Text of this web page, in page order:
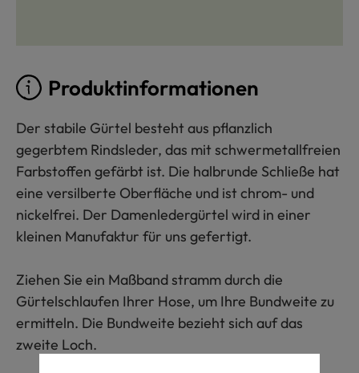
Produktinformationen
Der stabile Gürtel besteht aus pflanzlich
gegerbtem Rindsleder, das mit schwermetallfreien
Farbstoffen gefärbt ist. Die halbrunde Schließe hat
eine versilberte Oberfläche und ist chrom- und
nickelfrei. Der Damenledergürtel wird in einer
kleinen Manufaktur für uns gefertigt.
Ziehen Sie ein Maßband stramm durch die
Gürtelschlaufen Ihrer Hose, um Ihre Bundweite zu
ermitteln. Die Bundweite bezieht sich auf das
zweite Loch.